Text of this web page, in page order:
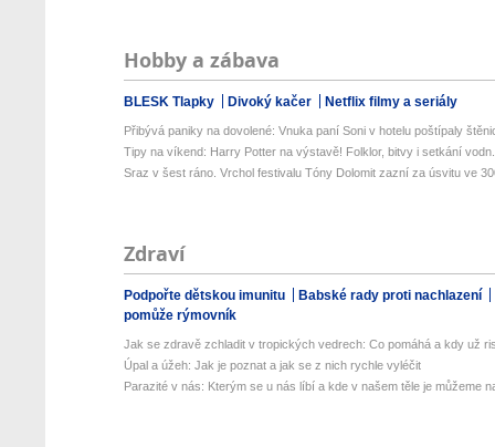
Hobby a zábava
BLESK Tlapky Divoký kačer Netflix filmy a seriály
Přibývá paniky na dovolené: Vnuka paní Soni v hotelu poštípaly
Tipy na víkend: Harry Potter na výstavě! Folklor, bitvy i setkání
Sraz v šest ráno. Vrchol festivalu Tóny Dolomit zazní za úsvitu ve
Zdraví
Podpořte dětskou imunitu
Babské rady proti nachlazení
pomůže rýmovník
Jak se zdravě zchladit v tropických vedrech: Co pomáhá a kdy už
Úpal a úžeh: Jak je poznat a jak se z nich rychle vyléčit
Parazité v nás: Kterým se u nás líbí a kde v našem těle je můžeme